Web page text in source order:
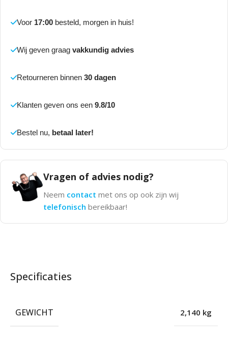
Voor 17:00 besteld, morgen in huis!
Wij geven graag vakkundig advies
Retourneren binnen 30 dagen
Klanten geven ons een 9.8/10
Bestel nu, betaal later!
Vragen of advies nodig?
Neem contact met ons op ook zijn wij
telefonisch bereikbaar!
Specificaties
GEWICHT 2,140 kg